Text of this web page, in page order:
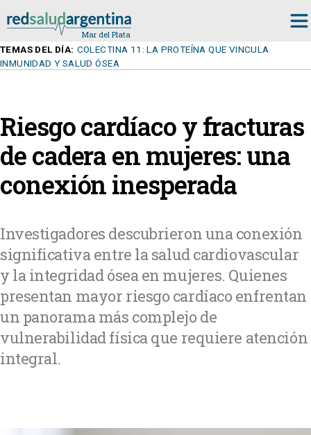
TEMAS DEL DÍA: COLECTINA 11: LA PROTEÍNA QUE VINCULA
INMUNIDAD Y SALUD ÓSEA
Riesgo cardíaco y fracturas
de cadera en mujeres: una
conexión inesperada
Investigadores descubrieron una conexión
significativa entre la salud cardiovascular
y la integridad ósea en mujeres. Quienes
presentan mayor riesgo cardíaco enfrentan
un panorama más complejo de
vulnerabilidad física que requiere atención
integral.